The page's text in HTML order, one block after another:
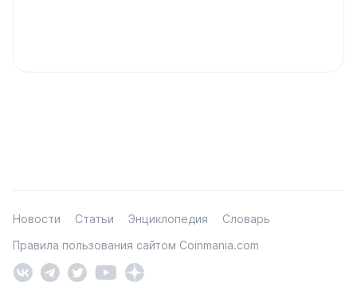
Новости Статьи Энциклопедия
Словарь
Правила пользования сайтом Coinmania.com